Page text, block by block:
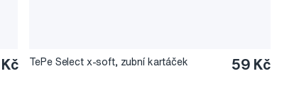
TePe Select x-soft, zubní kartáček 59 Kč